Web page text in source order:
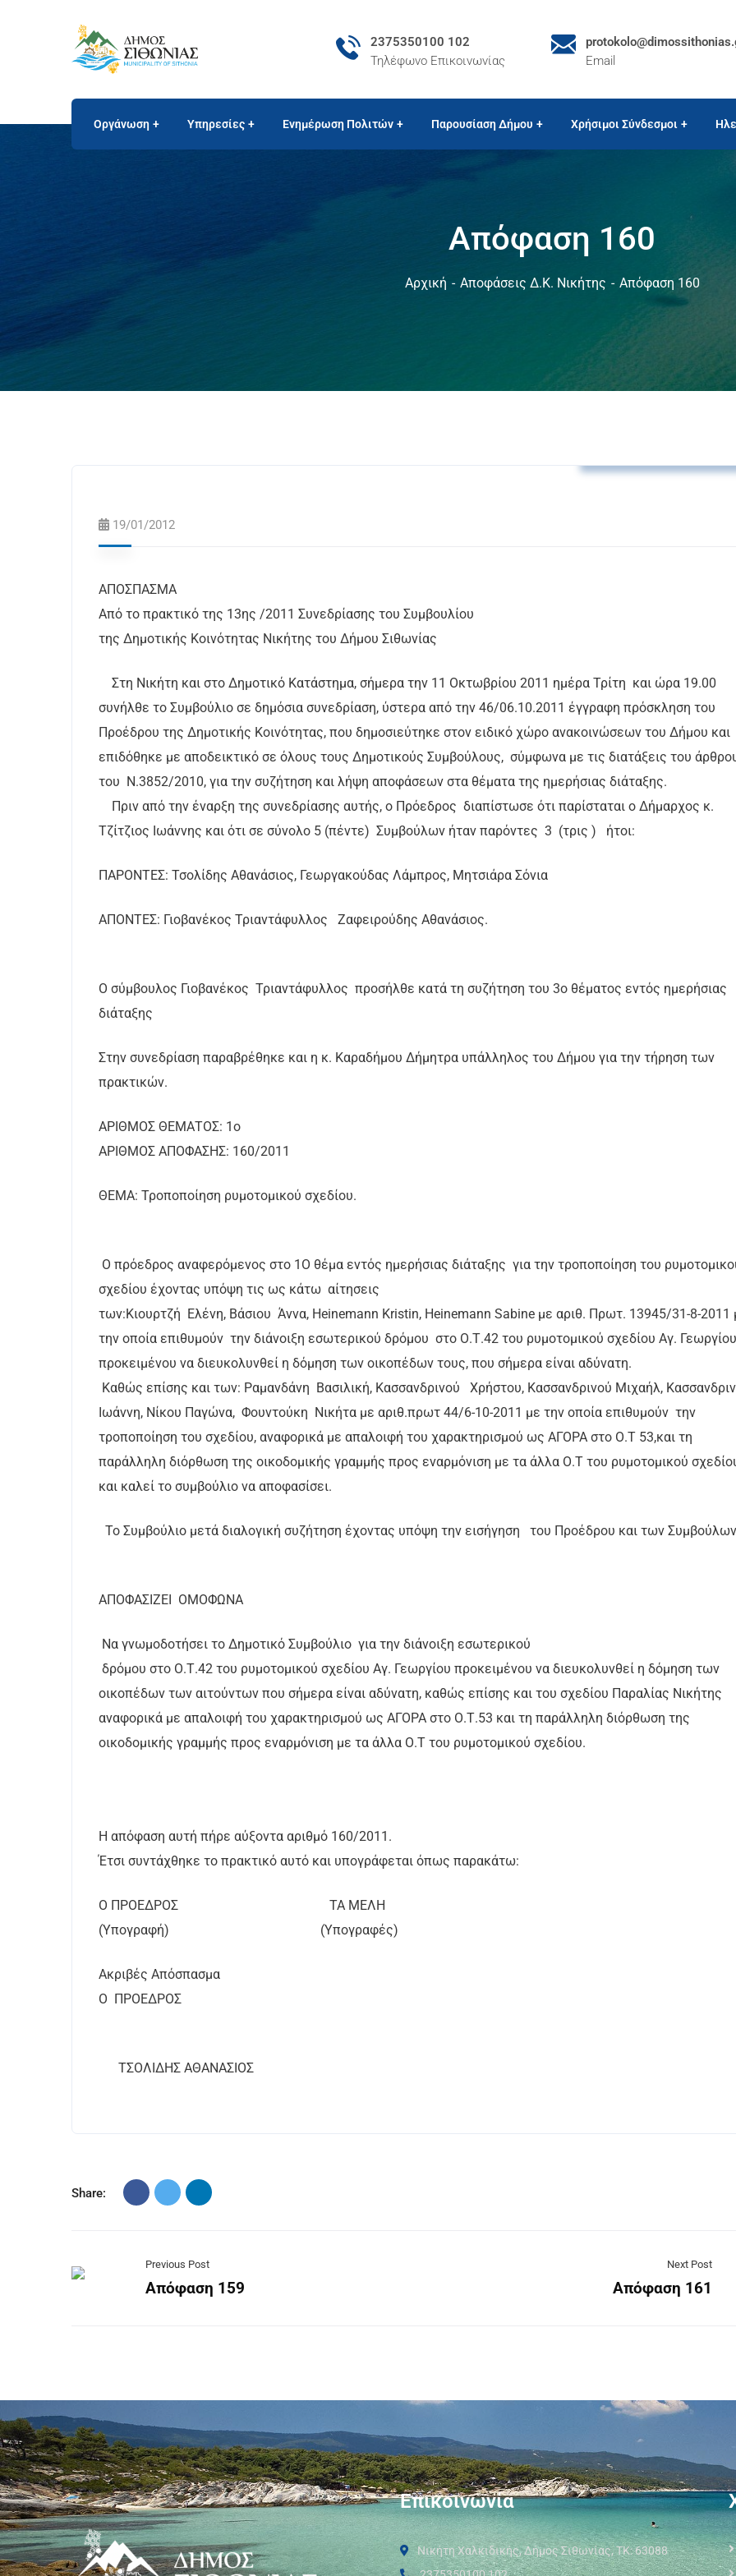
2375350100 102
Τηλέφωνο Επικοινωνίας
Email
Οργάνωση Υπηρεσίες Ενημέρωση Πολιτών Παρουσίαση Δήμου Χρήσιμοι Σύνδεσμοι
Απόφαση 160
Αρχική Αποφάσεις Δ.Κ. Νικήτης Απόφαση 160
19/01/2012
ΑΠΟΣΠΑΣΜΑ
Από το πρακτικό της 13ης /2011 Συνεδρίασης του Συμβουλίου
της Δημοτικής Κοινότητας Νικήτης του Δήμου Σιθωνίας
Στη Νικήτη και στο Δημοτικό Κατάστημα, σήμερα την 11 Οκτωβρίου 2011 ημέρα Τρίτη και ώρα 19.00
συνήλθε το Συμβούλιο σε δημόσια συνεδρίαση, ύστερα από την 46/06.10.2011 έγγραφη πρόσκληση του
Προέδρου της Δημοτικής Κοινότητας, που δημοσιεύτηκε στον ειδικό χώρο ανακοινώσεων του Δήμου και
επιδόθηκε με αποδεικτικό σε όλους τους Δημοτικούς Συμβούλους, σύμφωνα με τις διατάξεις του
του Ν.3852/2010, για την συζήτηση και λήψη αποφάσεων στα θέματα της ημερήσιας διάταξης.
Πριν από την έναρξη της συνεδρίασης αυτής, ο Πρόεδρος διαπίστωσε ότι παρίσταται ο Δήμαρχος κ.
Τζίτζιος Ιωάννης και ότι σε σύνολο 5 (πέντε) Συμβούλων ήταν παρόντες 3 (τρις ) ήτοι:
ΠΑΡΟΝΤΕΣ: Τσολίδης Αθανάσιος, Γεωργακούδας Λάμπρος, Μητσιάρα Σόνια
ΑΠΟΝΤΕΣ: Γιοβανέκος Τριαντάφυλλος Ζαφειρούδης Αθανάσιος.
Ο σύμβουλος Γιοβανέκος Τριαντάφυλλος προσήλθε κατά τη συζήτηση του 3ο θέματος εντός ημερήσιας
διάταξης
Στην συνεδρίαση παραβρέθηκε και η κ. Καραδήμου Δήμητρα υπάλληλος του Δήμου για την τήρηση των
πρακτικών.
AΡΙΘΜΟΣ ΘΕΜΑΤΟΣ: 1ο
ΑΡΙΘΜΟΣ ΑΠΟΦΑΣΗΣ: 160/2011
ΘΕΜΑ: Τροποποίηση ρυμοτομικού σχεδίου.
Ο πρόεδρος αναφερόμενος στο 1Ο θέμα εντός ημερήσιας διάταξης για την τροποποίηση του
σχεδίου έχοντας υπόψη τις ως κάτω αίτησεις
των:Κιουρτζή Ελένη, Βάσιου Άννα, Heinemann Kristin, Heinemann Sabine με αριθ. Πρωτ. 13945/31-8-2011
την οποία επιθυμούν την διάνοιξη εσωτερικού δρόμου στο Ο.Τ.42 του ρυμοτομικού σχεδίου Αγ. Γεωργίου
προκειμένου να διευκολυνθεί η δόμηση των οικοπέδων τους, που σήμερα είναι αδύνατη.
Καθώς επίσης και των: Ραμανδάνη Βασιλική, Κασσανδρινού Χρήστου, Κασσανδρινού Μιχαήλ,
Ιωάννη, Νίκου Παγώνα, Φουντούκη Νικήτα με αριθ.πρωτ 44/6-10-2011 με την οποία επιθυμούν την
τροποποίηση του σχεδίου, αναφορικά με απαλοιφή του χαρακτηρισμού ως ΑΓΟΡΑ στο Ο.Τ 53,και τη
παράλληλη διόρθωση της οικοδομικής γραμμής προς εναρμόνιση με τα άλλα Ο.Τ του ρυμοτομικού
και καλεί το συμβούλιο να αποφασίσει.
Το Συμβούλιο μετά διαλογική συζήτηση έχοντας υπόψη την εισήγηση του Προέδρου και των
ΑΠΟΦΑΣΙΖΕΙ ΟΜΟΦΩΝΑ
Να γνωμοδοτήσει το Δημοτικό Συμβούλιο για την διάνοιξη εσωτερικού
δρόμου στο Ο.Τ.42 του ρυμοτομικού σχεδίου Αγ. Γεωργίου προκειμένου να διευκολυνθεί η δόμηση των
οικοπέδων των αιτούντων που σήμερα είναι αδύνατη, καθώς επίσης και του σχεδίου Παραλίας Νικήτης
αναφορικά με απαλοιφή του χαρακτηρισμού ως ΑΓΟΡΑ στο Ο.Τ.53 και τη παράλληλη διόρθωση της
οικοδομικής γραμμής προς εναρμόνιση με τα άλλα Ο.Τ του ρυμοτομικού σχεδίου.
Η απόφαση αυτή πήρε αύξοντα αριθμό 160/2011.
Έτσι συντάχθηκε το πρακτικό αυτό και υπογράφεται όπως παρακάτω:
Ο ΠΡΟΕΔΡΟΣ ΤΑ ΜΕΛΗ
(Υπογραφή) (Υπογραφές)
Ακριβές Απόσπασμα
Ο ΠΡΟΕΔΡΟΣ
ΤΣΟΛΙΔΗΣ ΑΘΑΝΑΣΙΟΣ
Share:
Previous Post
Απόφαση 159
Next Post
Απόφαση 161
Επικοινωνία
Νικήτη Χαλκιδικής, Δήμος Σιθωνίας, ΤΚ: 63088